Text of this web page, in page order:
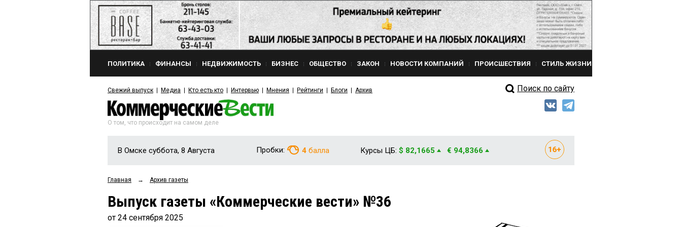
ПОЛИТИКА ФИНАНСЫ НЕДВИЖИМОСТЬ БИЗНЕС ОБЩЕСТВО ЗАКОН НОВОСТИ КОМПАНИЙ ПРОИСШЕСТВИЯ СТИЛЬ ЖИЗНИ
Свежий выпуск Медиа Кто есть кто Интервью Мнения Рейтинги Блоги Архив Поиск по сайту
О том, что происходит на самом деле
В Омске суббота, 8 Августа Пробки: 4 балла Курсы ЦБ: $ 82,1665 € 94,8366
Главная → Архив газеты
Выпуск газеты «Коммерческие вести» №36
от 24 сентября 2025